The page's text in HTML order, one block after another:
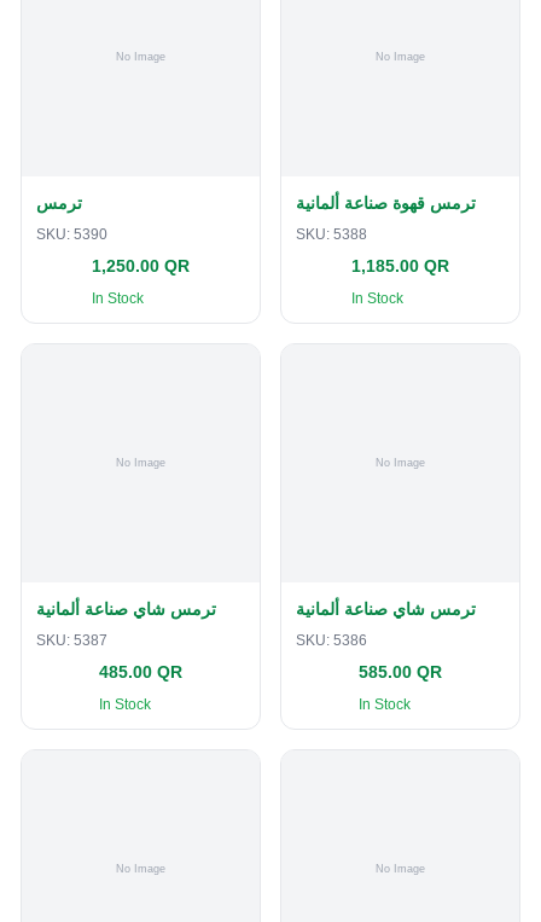
ترمس
SKU: 5390
1,250.00 QR
In Stock
ترمس قهوة صناعة ألمانية
SKU: 5388
1,185.00 QR
In Stock
ترمس شاي صناعة ألمانية
SKU: 5387
485.00 QR
In Stock
ترمس شاي صناعة ألمانية
SKU: 5386
585.00 QR
In Stock